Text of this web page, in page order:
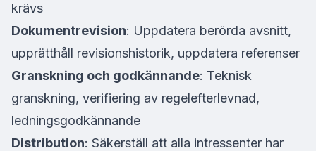
krävs
Dokumentrevision: Uppdatera berörda avsnitt,
upprätthåll revisionshistorik, uppdatera referenser
Granskning och godkännande: Teknisk
granskning, verifiering av regelefterlevnad,
ledningsgodkännande
Distribution: Säkerställ att alla intressenter har